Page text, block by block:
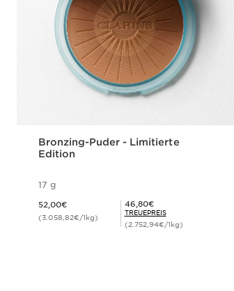
Bronzing-Puder - Limitierte
Edition
17 g
52,00€
(3.058,82€/1kg)
Mitgliederpreis 46,80€
46,80€
TREUEPREIS
(2.752,94€/1kg)